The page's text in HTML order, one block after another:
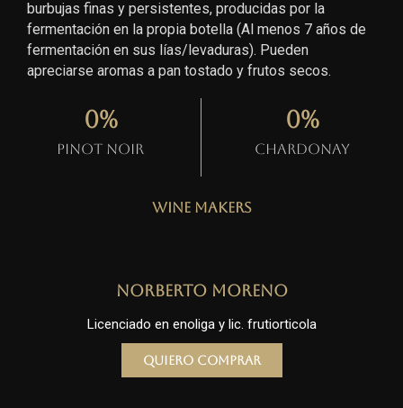
burbujas finas y persistentes, producidas por la
fermentación en la propia botella (Al menos 7 años de
fermentación en sus lías/levaduras). Pueden
apreciarse aromas a pan tostado y frutos secos.
Pinot Noir
0%
Chardonay
0%
Wine Makers
Norberto Moreno
Licenciado en enoliga y lic. frutiorticola
Quiero comprar